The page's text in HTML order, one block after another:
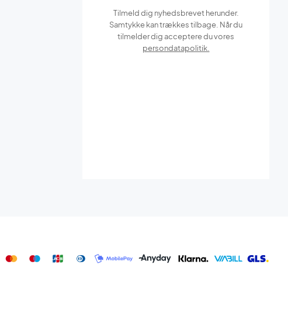
Tilmeld dig nyhedsbrevet herunder.
Samtykke kan trækkes tilbage. Når du
tilmelder dig acceptere du vores
persondatapolitik.